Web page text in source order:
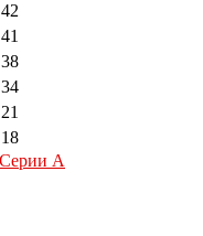
42
41
38
34
21
18
А